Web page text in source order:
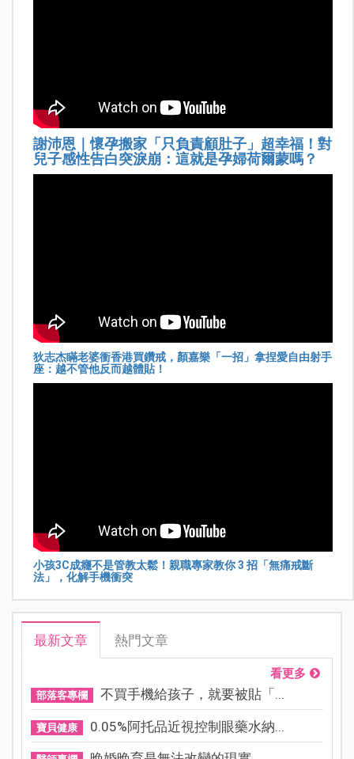
謝沛恩｜懷孕搬家「只負責顧肚子」超幸福！對
兒子感性告白突淚崩：這就是孕婦荷爾蒙嗎？
狄志杰瞞老婆衝香港買鑽戒，顏嘉樂「一招」拿捏愛自由射手
座：越不管他反而越體貼！
小孩3C成癮不是管教太鬆！親職專家教你 3 招「無痛戒斷
法」，化解手機衝突
最新文章 熱門文章
看更多
部落客專欄 不買手機給孩子，就要被貼「...
寶貝健康 0.05%阿托品近視控制眼藥水納...